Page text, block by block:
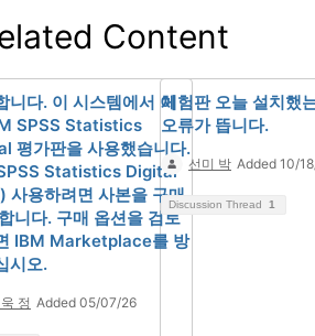
Content
니다. 이 시스템에서 이
SPSS Statistics
평가판을 사용했습니다.
Statistics Digital
사용하려면 사본을 구매
니다. 구매 옵션을 검토
IBM Marketplace를 방
시오.
정 Added 05/07/26
체험판 오늘 설치했
오류가 뜹니다.
선미 박 Added 10/
Discussion Thread 1